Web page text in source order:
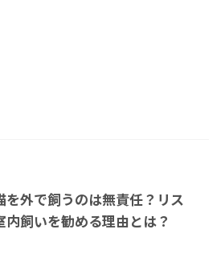
を外で飼うのは無責任？リス
内飼いを勧める理由とは？